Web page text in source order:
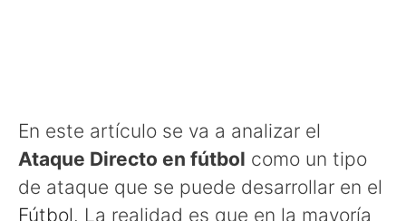
En este artículo se va a analizar el
Ataque Directo en fútbol como un tipo
de ataque que se puede desarrollar en el
Fútbol. La realidad es que en la mayoría